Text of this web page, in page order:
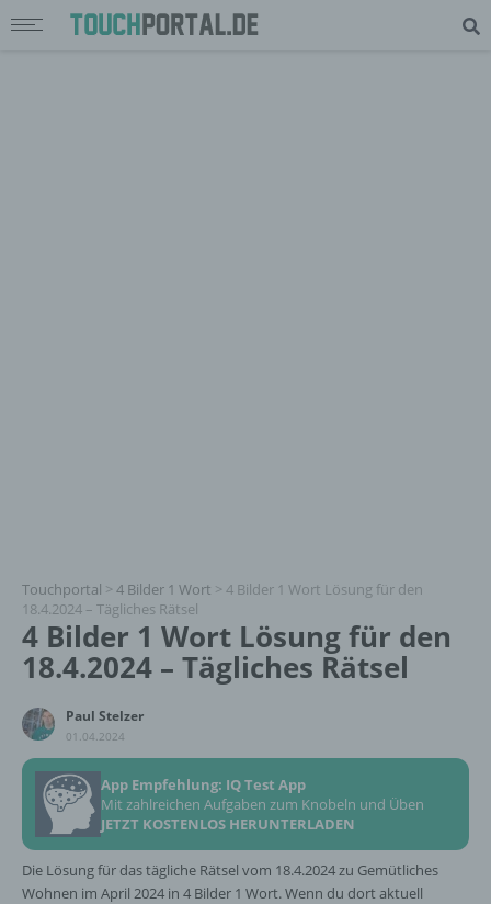
Touchportal > 4 Bilder 1 Wort > 4 Bilder 1 Wort Lösung für den
18.4.2024 – Tägliches Rätsel
4 Bilder 1 Wort Lösung für den
18.4.2024 – Tägliches Rätsel
Paul Stelzer
01.04.2024
App Empfehlung: IQ Test App
Mit zahlreichen Aufgaben zum Knobeln und Üben
JETZT KOSTENLOS HERUNTERLADEN
Die Lösung für das tägliche Rätsel vom 18.4.2024 zu Gemütliches
Wohnen im April 2024 in 4 Bilder 1 Wort. Wenn du dort aktuell